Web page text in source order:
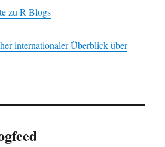
zu R Blogs
internationaler Überblick über